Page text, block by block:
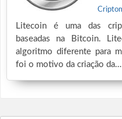
Litecoin é uma das
baseadas na Bitcoin.
algoritmo diferente para
foi o motivo da criação da…